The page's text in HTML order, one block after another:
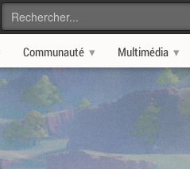
Communauté Multimédia